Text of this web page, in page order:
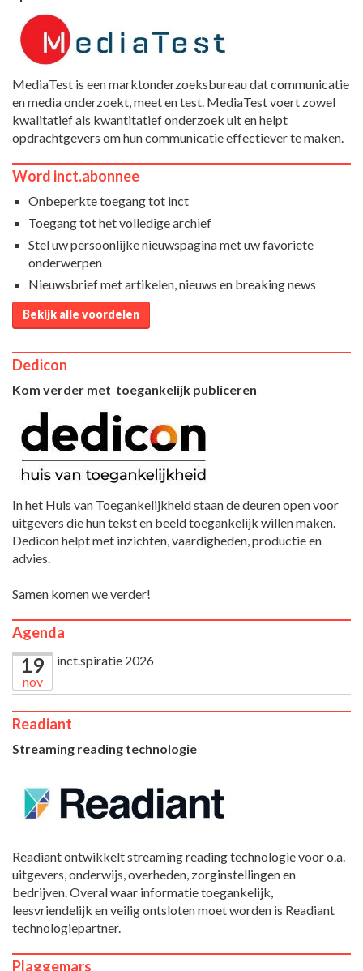
MediaTest is een marktonderzoeksbureau dat communicatie
en media onderzoekt, meet en test. MediaTest voert zowel
kwalitatief als kwantitatief onderzoek uit en helpt
opdrachtgevers om hun communicatie effectiever te maken.
Word inct.abonnee
Onbeperkte toegang tot inct
Toegang tot het volledige archief
Stel uw persoonlijke nieuwspagina met uw favoriete
onderwerpen
Nieuwsbrief met artikelen, nieuws en breaking news
Bekijk alle voordelen
Dedicon
Kom verder met toegankelijk publiceren
In het Huis van Toegankelijkheid staan de deuren open voor
uitgevers die hun tekst en beeld toegankelijk willen maken.
Dedicon helpt met inzichten, vaardigheden, productie en
advies.
Samen komen we verder!
Agenda
19
nov
inct.spiratie 2026
Readiant
Streaming reading technologie
Readiant ontwikkelt streaming reading technologie voor o.a.
uitgevers, onderwijs, overheden, zorginstellingen en
bedrijven. Overal waar informatie toegankelijk,
leesvriendelijk en veilig ontsloten moet worden is Readiant
technologiepartner.
Plaggemars